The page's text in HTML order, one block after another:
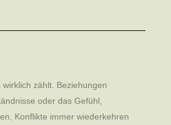
zählt. Beziehungen
oder das Gefühl,
Konflikte immer wiederkehren